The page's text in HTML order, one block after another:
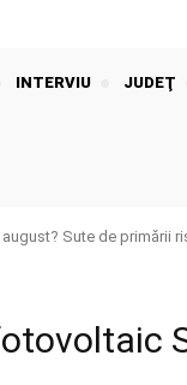
INTERVIU JUDEŢ
Sute de primării